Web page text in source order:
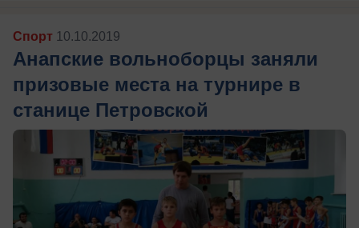
Спорт 10.10.2019
Анапские вольноборцы заняли
призовые места на турнире в
станице Петровской